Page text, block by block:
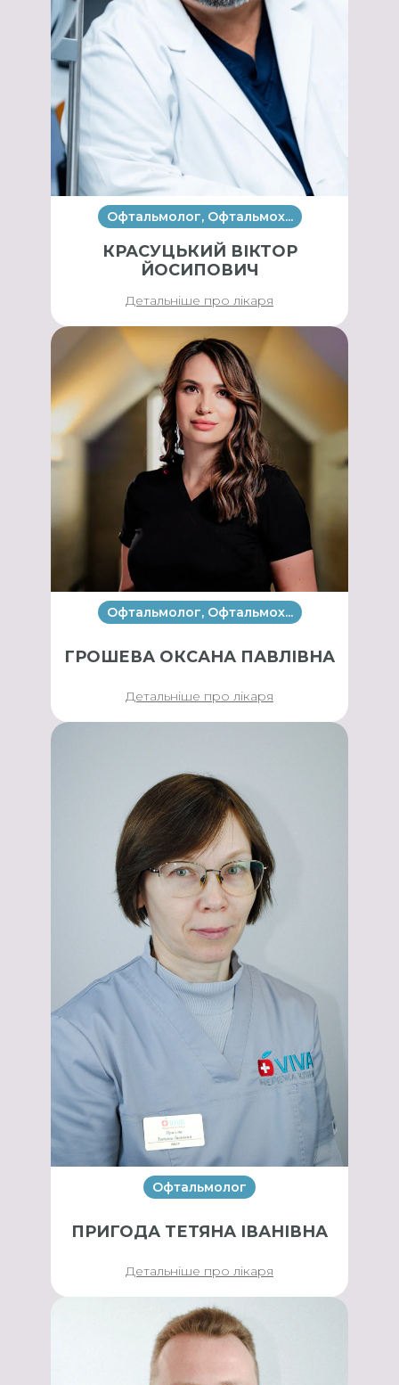
Офтальмолог, Офтальмох...
КРАСУЦЬКИЙ ВІКТОР
ЙОСИПОВИЧ
Детальніше про лікаря
Офтальмолог, Офтальмох...
ГРОШЕВА ОКСАНА ПАВЛІВНА
Детальніше про лікаря
Офтальмолог
ПРИГОДА ТЕТЯНА ІВАНІВНА
Детальніше про лікаря